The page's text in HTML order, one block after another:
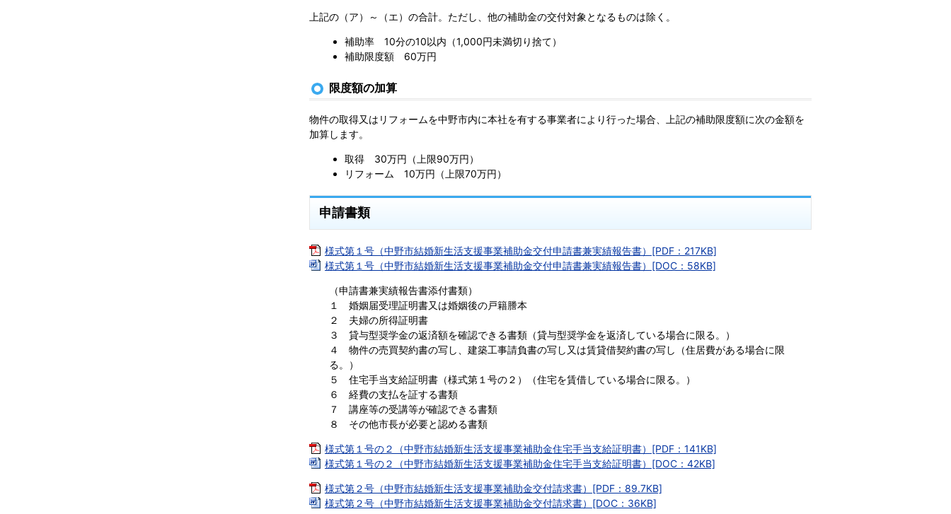
上記の（ア）～（エ）の合計。ただし、他の補助金の交付対象となるものは除く。
補助率 10分の10以内（1,000円未満切り捨て）
補助限度額 60万円
限度額の加算
物件の取得又はリフォームを中野市内に本社を有する事業者により行った場合、上記の補助限度額に次の金額を
加算します。
取得 30万円（上限90万円）
リフォーム 10万円（上限70万円）
申請書類
様式第１号（中野市結婚新生活支援事業補助金交付申請書兼実績報告書）[PDF：217KB]
様式第１号（中野市結婚新生活支援事業補助金交付申請書兼実績報告書）[DOC：58KB]
（申請書兼実績報告書添付書類）
１ 婚姻届受理証明書又は婚姻後の戸籍謄本
２ 夫婦の所得証明書
３ 貸与型奨学金の返済額を確認できる書類（貸与型奨学金を返済している場合に限る。）
４ 物件の売買契約書の写し、建築工事請負書の写し又は賃貸借契約書の写し（住居費がある場合に限
る。）
５ 住宅手当支給証明書（様式第１号の２）（住宅を賃借している場合に限る。）
６ 経費の支払を証する書類
７ 講座等の受講等が確認できる書類
８ その他市長が必要と認める書類
様式第１号の２（中野市結婚新生活支援事業補助金住宅手当支給証明書）[PDF：141KB]
様式第１号の２（中野市結婚新生活支援事業補助金住宅手当支給証明書）[DOC：42KB]
様式第２号（中野市結婚新生活支援事業補助金交付請求書）[PDF：89.7KB]
様式第２号（中野市結婚新生活支援事業補助金交付請求書）[DOC：36KB]